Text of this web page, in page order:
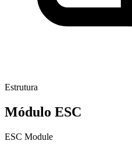
Estrutura
Módulo ESC
ESC Module